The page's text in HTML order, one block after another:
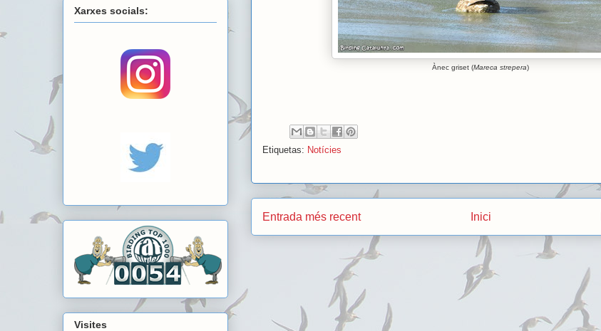
Ànec griset (Mareca strepera)
Etiquetas: Notícies
Entrada més recent Inici
Xarxes socials:
Visites